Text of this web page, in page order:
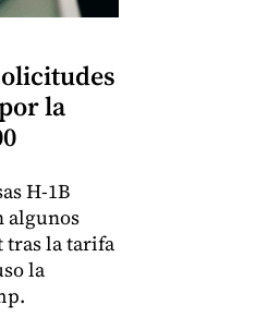
la
H-1B
algunos
tras la tarifa
la